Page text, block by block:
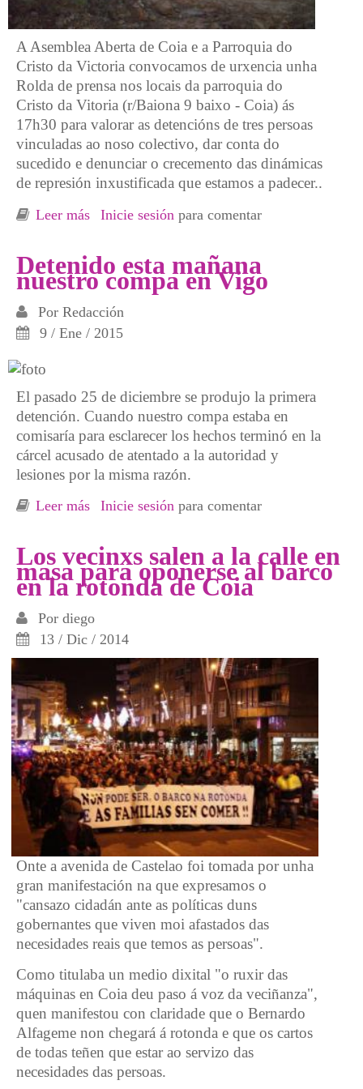
A Asemblea Aberta de Coia e a Parroquia do
Cristo da Victoria convocamos de urxencia unha
Rolda de prensa nos locais da parroquia do
Cristo da Vitoria (r/Baiona 9 baixo - Coia) ás
17h30 para valorar as detencións de tres persoas
vinculadas ao noso colectivo, dar conta do
sucedido e denunciar o crecemento das dinámicas
de represión inxustificada que estamos a padecer..
Leer más sobre Sábado 10 - ROLDA de PRENSA antes
rotonda
Inicie sesión para comentar
Detenido esta mañana
nuestro compa en Vigo
Por Redacción
9 / Ene / 2015
El pasado 25 de diciembre se produjo la primera
detención. Cuando nuestro compa estaba en
comisaría para esclarecer los hechos terminó en la
cárcel acusado de atentado a la autoridad y
lesiones por la misma razón.
Leer más sobre Detenido esta mañana nuestro compa en
Inicie sesión para comentar
Los vecinxs salen a la calle en
masa para oponerse al barco
en la rotonda de Coia
Por diego
13 / Dic / 2014
Onte a avenida de Castelao foi tomada por unha
gran manifestación na que expresamos o
"cansazo cidadán ante as políticas duns
gobernantes que viven moi afastados das
necesidades reais que temos as persoas".
Como titulaba un medio dixital "o ruxir das
máquinas en Coia deu paso á voz da veciñanza",
quen manifestou con claridade que o Bernardo
Alfageme non chegará á rotonda e que os cartos
de todas teñen que estar ao servizo das
necesidades das persoas.